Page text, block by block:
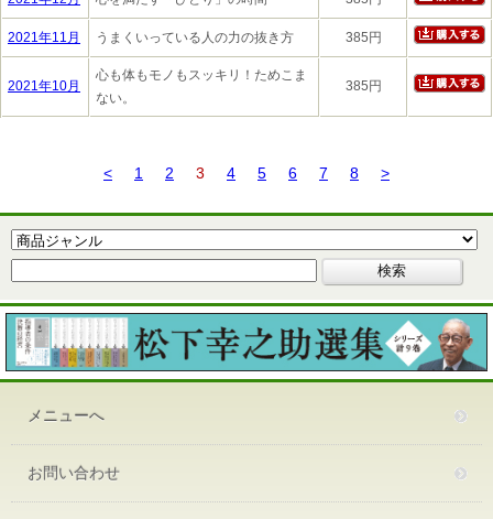
2021年11月 うまくいっている人の力の抜き方 385円
2021年10月
心も体もモノもスッキリ！ためこま
ない。
385円
< 1 2 3 4 5 6 7 8 >
メニューへ
お問い合わせ